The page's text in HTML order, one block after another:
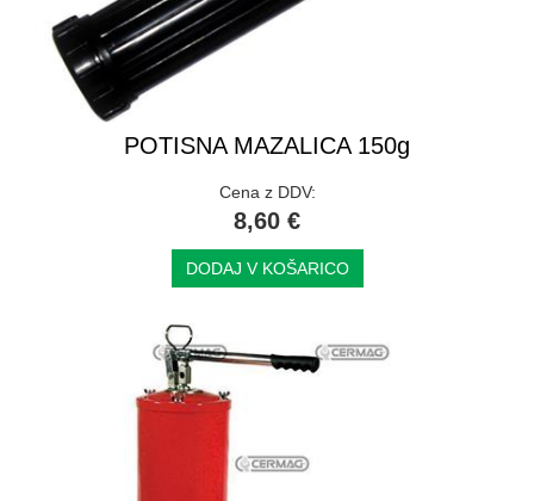
POTISNA MAZALICA 150g
Cena z DDV:
8,60 €
DODAJ V KOŠARICO